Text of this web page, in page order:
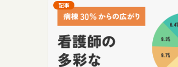
記事